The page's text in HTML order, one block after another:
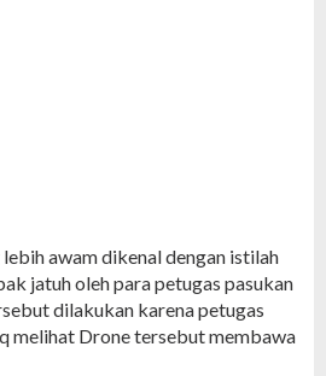
awam dikenal dengan istilah
jatuh oleh para petugas pasukan
dilakukan karena petugas
melihat Drone tersebut membawa